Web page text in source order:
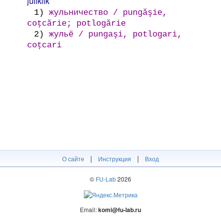
1)
жульничество / pungăşie,
coţcărie; potlogărie
2)
жульё / pungaşi, potlogari,
coţcari
О сайте | Инструкция | Вход
© FU-Lab2026
Email:komi@fu-lab.ru